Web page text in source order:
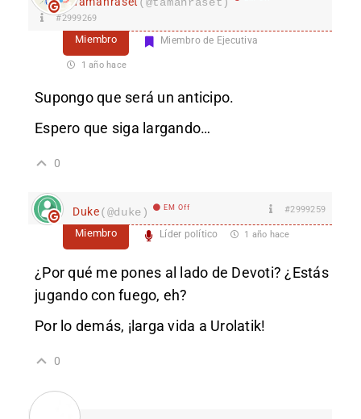
#2999269
Miembro Miembro de Ejecutiva
1 año hace
Supongo que será un anticipo.
Espero que siga largando…
0
Duke(@duke) EM Off #2999259
Miembro Líder político 1 año hace
¿Por qué me pones al lado de Devoti? ¿Estás
jugando con fuego, eh?
Por lo demás, ¡larga vida a Urolatik!
0